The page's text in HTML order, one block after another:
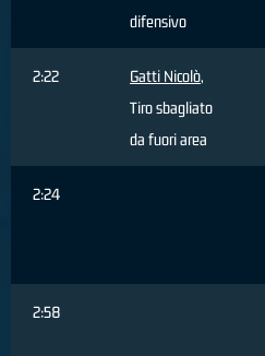
difensivo
2:22 Gatti Nicolò,
Tiro sbagliato
da fuori area
2:24
2:58